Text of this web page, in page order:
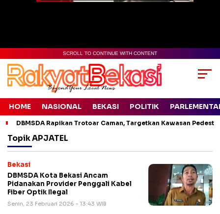
SCROLL TO CONTINUE WITH CONTENT
HOME NASIONAL BEKASI POLITIK
DBMSDA Rapikan Trotoar Caman, Targetkan Kawasan
TopikAPJATEL
Bekasi
DBMSDA Kota Bekasi Ancam
Pidanakan Provider Penggali Kabel
Fiber Optik Ilegal
Senin, 23 Februari 2026 - 13:43 WIB